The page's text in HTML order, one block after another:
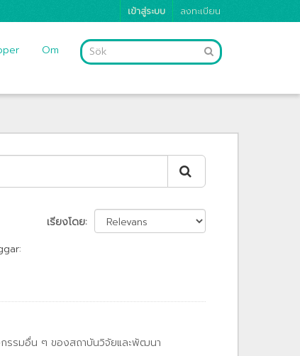
เข้าสู่ระบบ ลงทะเบียน
Om
เรียงโดย
กรรมอื่น ๆ ของสถาบันวิจัยและพัฒนา